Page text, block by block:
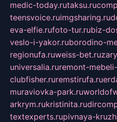
medic-today.rutaksu.ru
teensvoice.ruimgsharing.ru
eva-elfie.rufoto-tur.rubiz-
veslo-i-yakor.ruborodino-
regionufa.ruweiss-bet.ru
universalia.ruremont-
clubfisher.ruremstirufa.ru
muraviovka-park.ru
arkrym.rukristinita.ru
textexperts.rupivnaya-